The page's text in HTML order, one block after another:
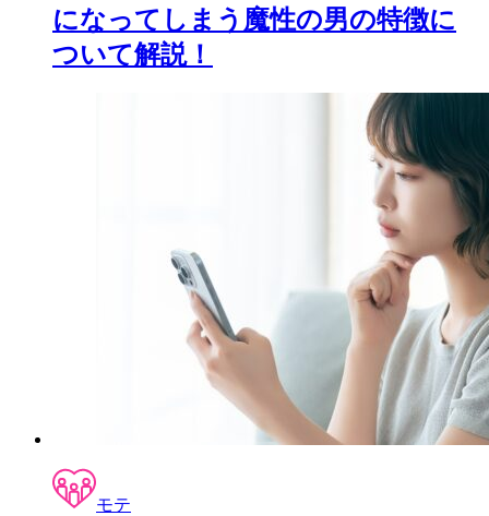
になってしまう魔性の男の特徴に
ついて解説！
モテ